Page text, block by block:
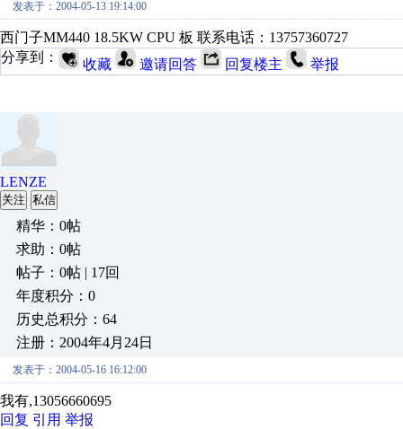
发表于：2004-05-13 19:14:00
西门子MM440 18.5KW CPU 板 联系电话：13757360727
分享到：
收藏 邀请回答 回复楼主 举报
LENZE
关注 私信
精华：0帖
求助：0帖
帖子：0帖 | 17回
年度积分：0
历史总积分：64
注册：2004年4月24日
发表于：2004-05-16 16:12:00
我有,13056660695
回复 引用 举报